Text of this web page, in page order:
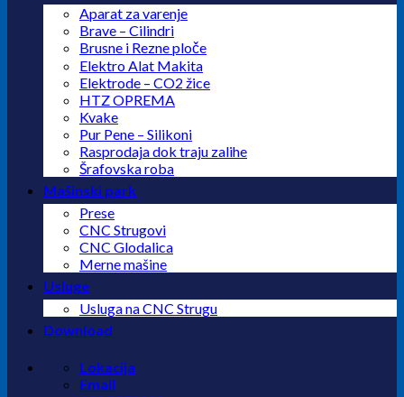
Aparat za varenje
Brave – Cilindri
Brusne i Rezne ploče
Elektro Alat Makita
Elektrode – CO2 žice
HTZ OPREMA
Kvake
Pur Pene – Silikoni
Rasprodaja dok traju zalihe
Šrafovska roba
Mašinski park
Prese
CNC Strugovi
CNC Glodalica
Merne mašine
Usluge
Usluga na CNC Strugu
Download
Lokacija
Email